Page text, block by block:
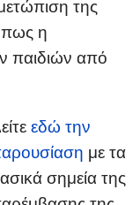
της
η
παιδιών από
εδώ την
με τα
σημεία της